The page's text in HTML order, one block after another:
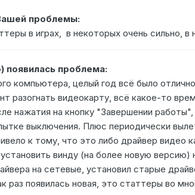
проблемы:
в играх, в некоторых очень сильно, в
появилась проблема:
компьютера, целый год всё было
разогнать видеокарту, всё какое-то
нажатия на кнопку "Завершении
выключения. Плюс периодически
к тому, что это либо драйвер видео
винду (на более новую версию)
на сетевые, установил старые
раз появилась новая, это статтеры во